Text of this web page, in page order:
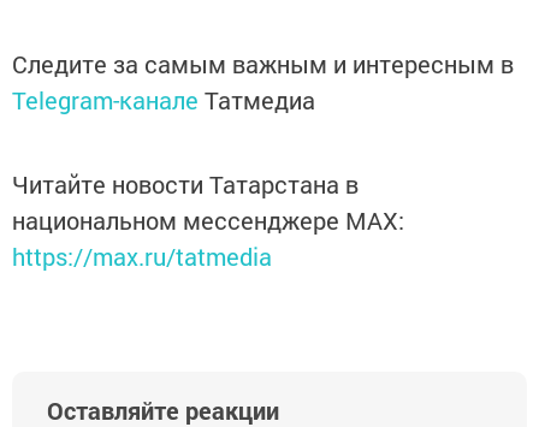
Следите за самым важным и интересным в
Telegram-канале Татмедиа
Читайте новости Татарстана в
национальном мессенджере MАХ:
https://max.ru/tatmedia
Оставляйте реакции